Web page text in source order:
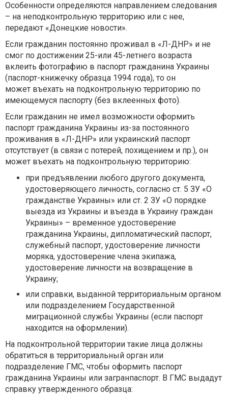
Особенности определяются направлением следования
– на неподконтрольную территорию или с нее,
передают «Донецкие новости».
Если гражданин постоянно проживал в «Л-ДНР» и не
смог по достижении 25-или 45-летнего возраста
вклеить фотографию в паспорт гражданина Украины
(паспорт-книжечку образца 1994 года), то он
может въехать на подконтрольную территорию по
имеющемуся паспорту (без вклеенных фото).
Если гражданин не имел возможности оформить
паспорт гражданина Украины из-за постоянного
проживания в «Л-ДНР» или украинский паспорт
отсутствует (в связи с потерей, похищением и пр.), он
может въехать на подконтрольную территорию:
при предъявлении любого другого документа,
удостоверяющего личность, согласно ст. 5 ЗУ «О
гражданстве Украины» или ст. 2 ЗУ «О порядке
выезда из Украины и въезда в Украину граждан
Украины» – временное удостоверение
гражданина Украины, дипломатический паспорт,
служебный паспорт, удостоверение личности
моряка, удостоверение члена экипажа,
удостоверение личности на возвращение в
Украину;
или справки, выданной территориальным органом
или подразделением Государственной
миграционной службы Украины (если паспорт
находится на оформлении).
На подконтрольной территории такие лица должны
обратиться в территориальный орган или
подразделение ГМС, чтобы оформить паспорт
гражданина Украины или загранпаспорт. В ГМС выдадут
справку утвержденного образца: